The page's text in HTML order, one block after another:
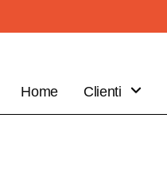
Home
Clienti